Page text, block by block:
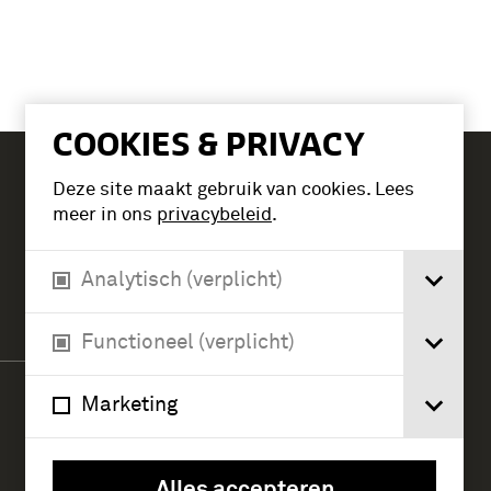
COOKIES & PRIVACY
Deze site maakt gebruik van cookies. Lees
meer in ons privacybeleid.
Analytisch (verplicht)
Functioneel (verplicht)
Marketing
Tickets
Verlengde Paltzerweg 1